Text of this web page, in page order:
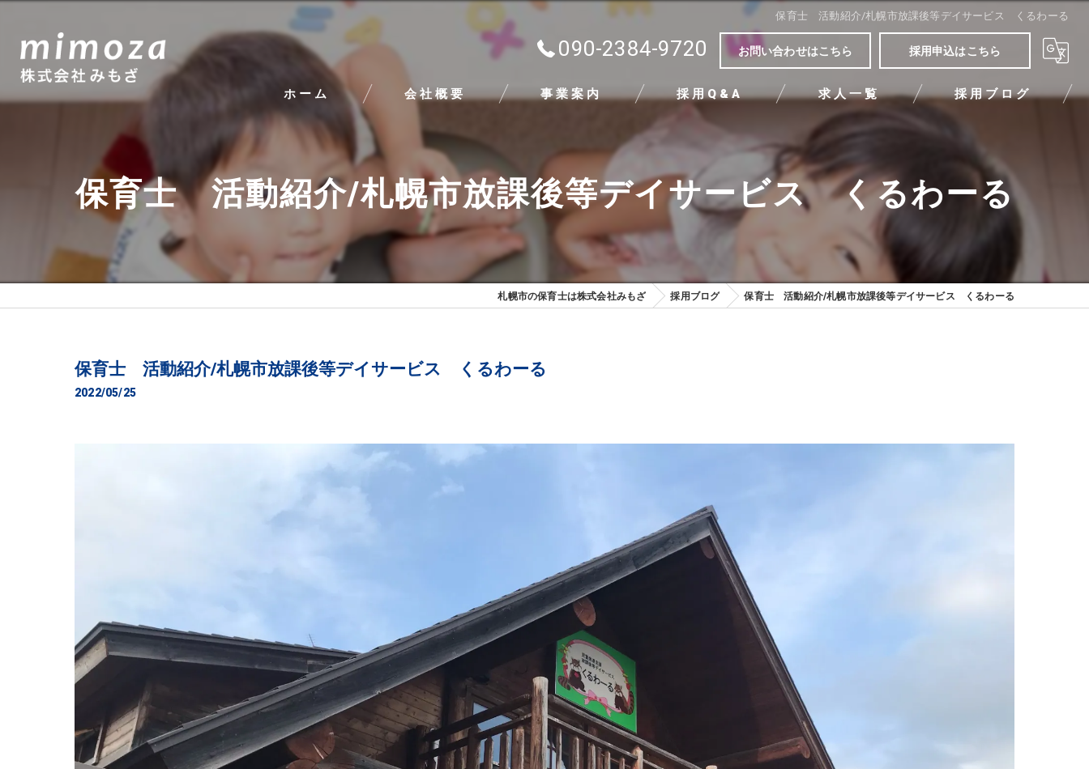
保育士 活動紹介/札幌市放課後等デイサービス くるわーる
090-2384-9720 お問い合わせはこちら 採用申込はこちら
ホーム 会社概要
代表挨拶
ビジョン
求める人物像
事業案内 採用Q&A 求人一覧 採用ブログ
保育士 活動紹介/札幌市放課後等デイサービス くるわーる
札幌市の保育士は株式会社みもざ 採用ブログ 保育士 活動紹介/札幌市放課後等デイサービス くるわーる
保育士 活動紹介/札幌市放課後等デイサービス くるわーる
2022/05/25